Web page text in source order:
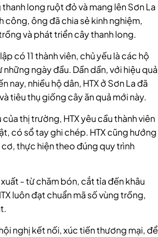
long ruột đỏ và mang lên Sơn La
công, ông đã chia sẻ kinh nghiệm,
và phát triển cây thanh long.
có 11 thành viên, chủ yếu là các hộ
ngày đầu. Dần dần, với hiệu quả
nay, nhiều hộ dân, HTX ở Sơn La đã
tiêu thụ giống cây ăn quả mới này.
thị trường, HTX yêu cầu thành viên
có sổ tay ghi chép. HTX cũng hướng
thực hiện theo đúng quy trình
- từ chăm bón, cắt tỉa đến khâu
luôn đạt chuẩn mã số vùng trồng,
nghị kết nối, xúc tiến thương mại, để